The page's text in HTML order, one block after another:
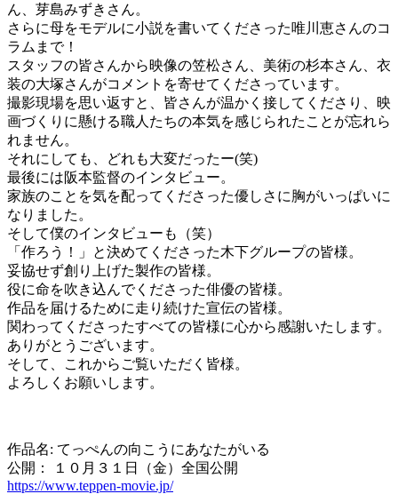
ん、芽島みずきさん。
さらに母をモデルに小説を書いてくださった唯川恵さんのコ
ラムまで！
スタッフの皆さんから映像の笠松さん、美術の杉本さん、衣
装の大塚さんがコメントを寄せてくださっています。
撮影現場を思い返すと、皆さんが温かく接してくださり、映
画づくりに懸ける職人たちの本気を感じられたことが忘れら
れません。
それにしても、どれも大変だったー(笑)
最後には阪本監督のインタビュー。
家族のことを気を配ってくださった優しさに胸がいっぱいに
なりました。
そして僕のインタビューも（笑）
「作ろう！」と決めてくださった木下グループの皆様。
妥協せず創り上げた製作の皆様。
役に命を吹き込んでくださった俳優の皆様。
作品を届けるために走り続けた宣伝の皆様。
関わってくださったすべての皆様に心から感謝いたします。
ありがとうございます。
そして、これからご覧いただく皆様。
よろしくお願いします。
作品名: てっぺんの向こうにあなたがいる
公開： １０月３１日（金）全国公開
https://www.teppen-movie.jp/